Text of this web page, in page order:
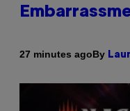
27 minutes agoBy